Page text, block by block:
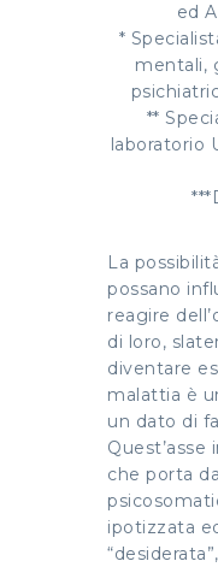
ed
*
mentali,
**
laboratorio
La
possano
reagire
di loro,
diventare
malattia è
un dato di
che porta
ipotizzata